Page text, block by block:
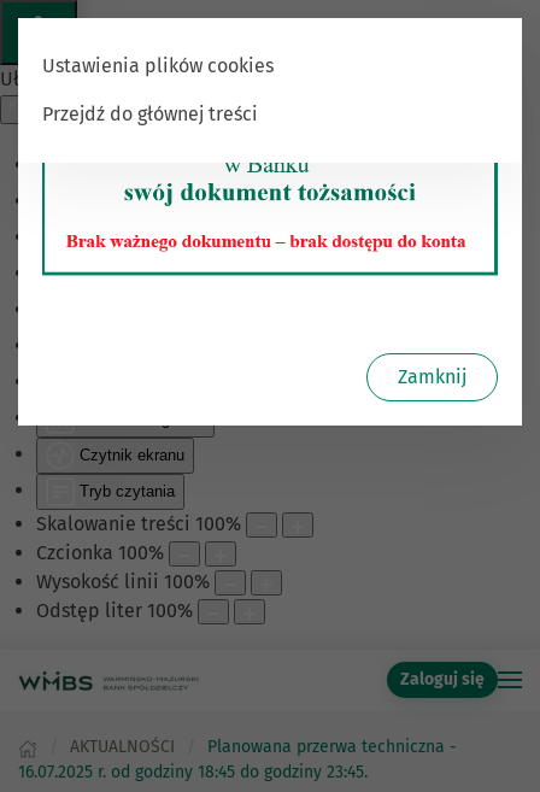
Ułatwienia dostępu
Monochromatyczny
Ciemny kontrast
Jasny kontrast
Czytnik ekranu
Tryb czytania
Skalowanie treści 100%
Czcionka 100%
Wysokość linii 100%
Odstęp liter 100%
Ustawienia plików cookies
Przejdź do głównej treści
Zaloguj się
AKTUALNOŚCI
Planowana przerwa techniczna -
16.07.2025 r. od godziny 18:45 do godziny 23:45.
Zamknij